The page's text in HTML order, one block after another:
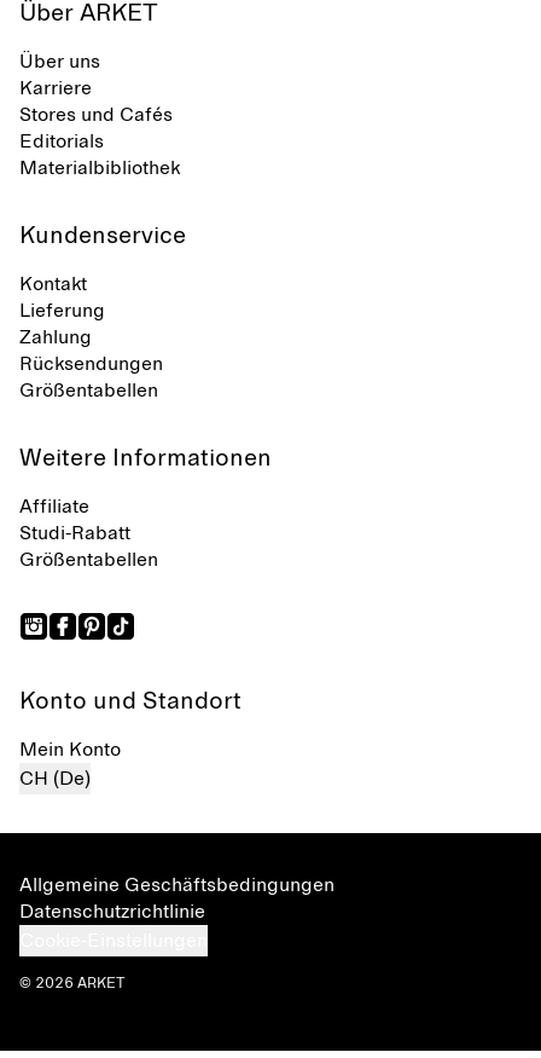
Über ARKET
Über uns
Karriere
Stores und Cafés
Editorials
Materialbibliothek
Kundenservice
Kontakt
Lieferung
Zahlung
Rücksendungen
Größentabellen
Weitere Informationen
Affiliate
Studi-Rabatt
Größentabellen
Konto und Standort
Mein Konto
CH (De)
Allgemeine Geschäftsbedingungen
Datenschutzrichtlinie
© 2026 ARKET